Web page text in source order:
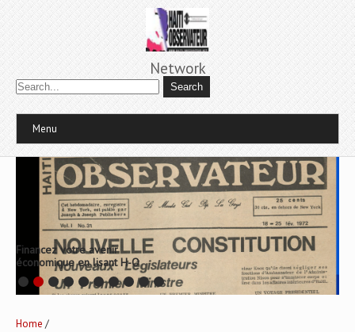
Network
Menu
Financez votre avenir
économique en lisant H-O
Home /